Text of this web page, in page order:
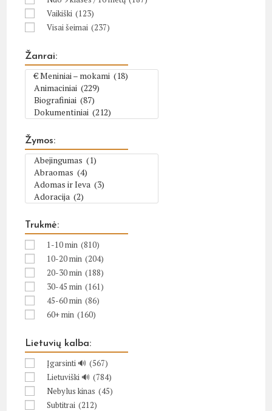
Vaikiški (123)
Visai šeimai (237)
Žanrai:
Žymos:
Trukmė:
1-10 min (810)
10-20 min (204)
20-30 min (188)
30-45 min (161)
45-60 min (86)
60+ min (160)
Lietuvių kalba:
Įgarsinti 🔊 (567)
Lietuviški 🔊 (784)
Nebylus kinas (45)
Subtitrai (212)